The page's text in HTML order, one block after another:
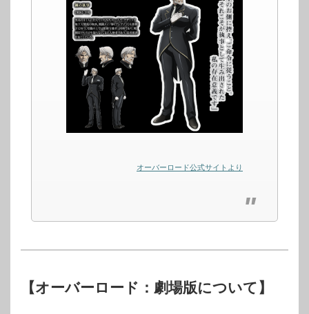
オーバーロード公式サイトより
【オーバーロード：劇場版について】